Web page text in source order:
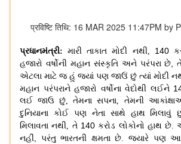
प्रविष्टि तिथि: 16 MAR 2025 11:47PM by
પ્રધાનમંત્રી:મારી તાકાત મોદી નથી, 140
હજારો વર્ષોની મહાન સંસ્કૃતિ અને પરંપરા છે,
એટલા માટે જ હું જ્યાં પણ જાઉં છું ત્યાં મોદી
મહાન પરંપરાને હજારો વર્ષોના વેદોથી લઈને
લઈ જાઉ છું,તેમના સપના, તેમની
દુનિયાના કોઈ પણ નેતા સાથે હાથ મિલાવું
મિલાવતા નથી, તે 140કરોડ લોકોનો હાથ છે.
નહીં, પરંતુ ભારતની ક્ષમતા છે.જ્યારે પણ